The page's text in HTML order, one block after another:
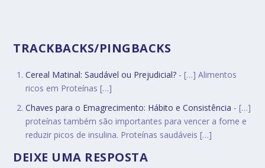
TRACKBACKS/PINGBACKS
Cereal Matinal: Saudável ou Prejudicial? - […] Alimentos
ricos em Proteínas […]
Chaves para o Emagrecimento: Hábito e Consistência - […]
proteínas também são importantes para vencer a fome e
reduzir picos de insulina. Proteínas saudáveis […]
DEIXE UMA RESPOSTA